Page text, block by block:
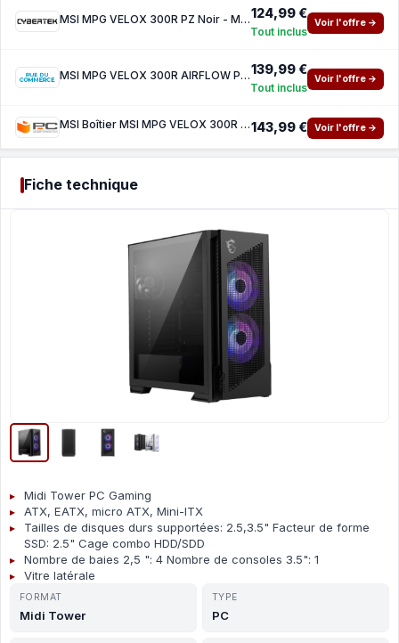
MSI MPG VELOX 300R PZ Noir - MT Sans Alim E-ATX124,99 €
Tout inclus
Voir l'offre →
MSI MPG VELOX 300R AIRFLOW PZ Black139,99 €
Tout inclus
Voir l'offre →
MSI Boîtier MSI MPG VELOX 300R AIRFLOW PZ Midi Tower Gaming ATX143,99 € Voir l'offre →
Fiche technique
Midi Tower PC Gaming
ATX, EATX, micro ATX, Mini-ITX
Tailles de disques durs supportées: 2.5,3.5" Facteur de forme
SSD: 2.5" Cage combo HDD/SDD
Nombre de baies 2,5 ": 4 Nombre de consoles 3.5": 1
Vitre latérale
FORMAT
Midi Tower
TYPE
PC